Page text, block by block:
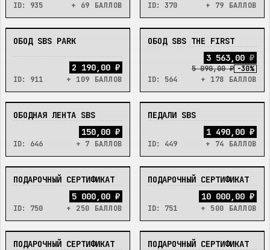
ID: 935 + 69 БАЛЛОВ ID: 370 + 79 БАЛЛОВ
В_НАЛИЧИИ
ОБОД SBS PARK
ID: 911
2 190,00 ₽
+ 109 БАЛЛОВ
В_НАЛИЧИИ
ОБОД SBS THE FIRST
ID: 564
3 563,00 ₽
5 090,00 ₽ -30%
+ 178 БАЛЛОВ
В_НАЛИЧИИ
ОБОДНАЯ ЛЕНТА SBS
ID: 646
150,00 ₽
+ 7 БАЛЛОВ
В_НАЛИЧИИ
ПЕДАЛИ SBS
ID: 449
1 490,00 ₽
+ 74 БАЛЛОВ
В_НАЛИЧИИ
ПОДАРОЧНЫЙ СЕРТИФИКАТ
ID: 750
5 000,00 ₽
+ 250 БАЛЛОВ
В_НАЛИЧИИ
ПОДАРОЧНЫЙ СЕРТИФИКАТ
ID: 751
10 000,00 ₽
+ 500 БАЛЛОВ
В_НАЛИЧИИ
ПОДАРОЧНЫЙ СЕРТИФИКАТ В_НАЛИЧИИ
ПОДАРОЧНЫЙ СЕРТИФИКАТ